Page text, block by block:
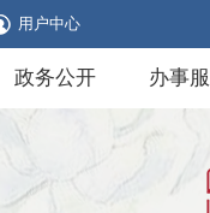
用户中心
政务公开 办事